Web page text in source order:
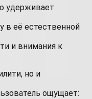
удерживает
в её естественной
и внимания к
но и
ощущает: